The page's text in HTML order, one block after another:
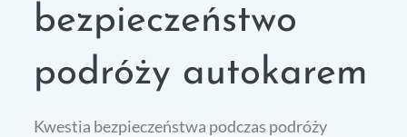
bezpieczeństwo
podróży autokarem
Kwestia bezpieczeństwa podczas podróży